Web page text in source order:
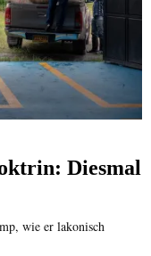
Diesmal
wie er lakonisch